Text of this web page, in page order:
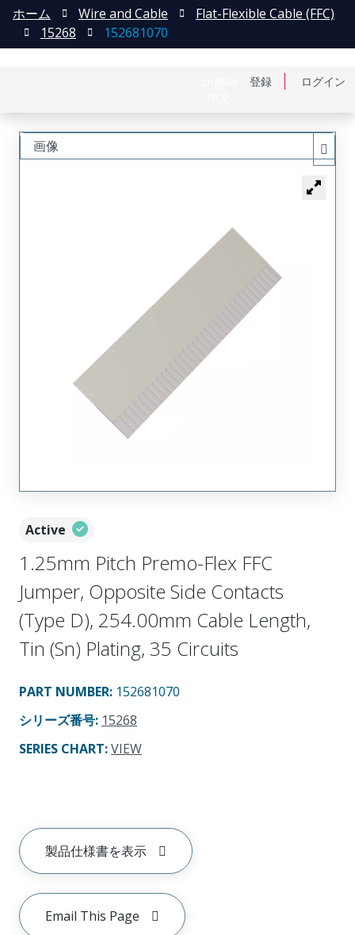
登録 ログイン
ホーム Wire and Cable
Flat-Flexible Cable (FFC)
15268
152681070
Active
1.25mm Pitch Premo-Flex FFC
Jumper, Opposite Side Contacts
(Type D), 254.00mm Cable Length,
Tin (Sn) Plating, 35 Circuits
PART NUMBER: 152681070
シリーズ番号: 15268
SERIES CHART:VIEW
製品仕様書を表示
Email This Page
画像